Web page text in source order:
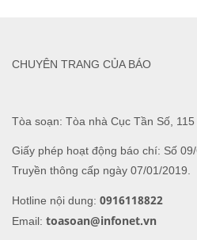
Tòa soạn: Tòa nhà Cục Tần Số,
Giấy phép hoạt động báo chí: Số
Truyền thông cấp ngày 07/01/2019.
Hotline nội dung: 0916118822
Email: toasoan@infonet.vn
CHUYÊN TRANG CỦA BÁO